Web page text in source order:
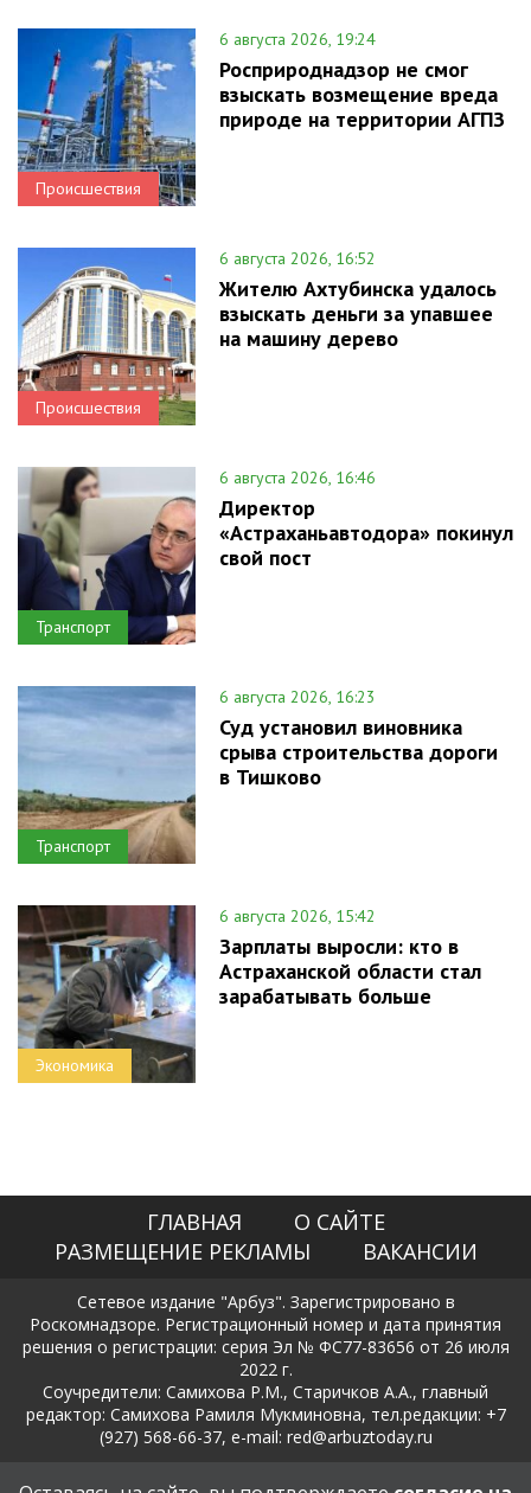
Происшествия
6 августа 2026, 19:24
Росприроднадзор не смог
взыскать возмещение вреда
природе на территории АГПЗ
Происшествия
6 августа 2026, 16:52
Жителю Ахтубинска удалось
взыскать деньги за упавшее
на машину дерево
Транспорт
6 августа 2026, 16:46
Директор
«Астраханьавтодора» покинул
свой пост
Транспорт
6 августа 2026, 16:23
Суд установил виновника
срыва строительства дороги
в Тишково
Экономика
6 августа 2026, 15:42
Зарплаты выросли: кто в
Астраханской области стал
зарабатывать больше
ГЛАВНАЯ
О САЙТЕ
РАЗМЕЩЕНИЕ РЕКЛАМЫ
ВАКАНСИИ
Сетевое издание "Арбуз". Зарегистрировано в
Роскомнадзоре. Регистрационный номер и дата принятия
решения о регистрации: серия Эл № ФС77-83656 от 26 июля
2022 г.
Соучредители: Самихова Р.М., Старичков А.А., главный
редактор: Самихова Рамиля Мукминовна, тел.редакции: +7
(927) 568-66-37, e-mail: red@arbuztoday.ru
Политика в отношении обработки и защиты персональных